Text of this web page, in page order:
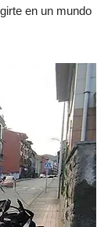
en un mundo